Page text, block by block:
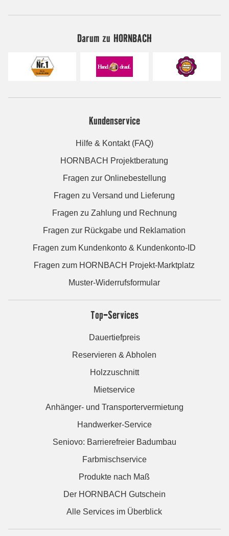
Darum zu HORNBACH
Kundenservice
Hilfe & Kontakt (FAQ)
HORNBACH Projektberatung
Fragen zur Onlinebestellung
Fragen zu Versand und Lieferung
Fragen zu Zahlung und Rechnung
Fragen zur Rückgabe und Reklamation
Fragen zum Kundenkonto & Kundenkonto-ID
Fragen zum HORNBACH Projekt-Marktplatz
Muster-Widerrufsformular
Top-Services
Dauertiefpreis
Reservieren & Abholen
Holzzuschnitt
Mietservice
Anhänger- und Transportervermietung
Handwerker-Service
Seniovo: Barrierefreier Badumbau
Farbmischservice
Produkte nach Maß
Der HORNBACH Gutschein
Alle Services im Überblick